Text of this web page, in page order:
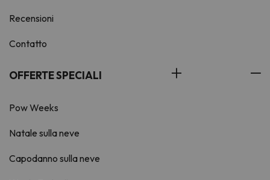
Recensioni
Contatto
OFFERTE SPECIALI
Pow Weeks
Natale sulla neve
Capodanno sulla neve